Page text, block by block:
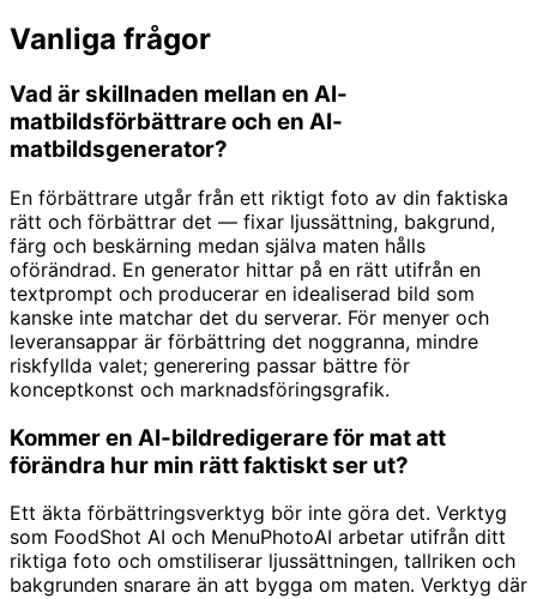
Vanliga frågor
Vad är skillnaden mellan en AI-
matbildsförbättrare och en AI-
matbildsgenerator?
En förbättrare utgår från ett riktigt foto av din faktiska
rätt och förbättrar det — fixar ljussättning, bakgrund,
färg och beskärning medan själva maten hålls
oförändrad. En generator hittar på en rätt utifrån en
textprompt och producerar en idealiserad bild som
kanske inte matchar det du serverar. För menyer och
leveransappar är förbättring det noggranna, mindre
riskfyllda valet; generering passar bättre för
konceptkonst och marknadsföringsgrafik.
Kommer en AI-bildredigerare för mat att
förändra hur min rätt faktiskt ser ut?
Ett äkta förbättringsverktyg bör inte göra det. Verktyg
som FoodShot AI och MenuPhotoAI arbetar utifrån ditt
riktiga foto och omstiliserar ljussättningen, tallriken och
bakgrunden snarare än att bygga om maten. Verktyg där